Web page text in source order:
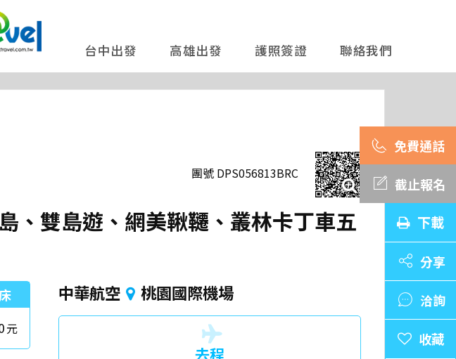
台中出發 高雄出發 護照簽證 聯絡我們
截止報名
下載
分享
洽詢
團號 DPS056813BRC
、雙島遊、網美鞦韆、叢林卡丁車五
中華航空 桃園國際機場
去程